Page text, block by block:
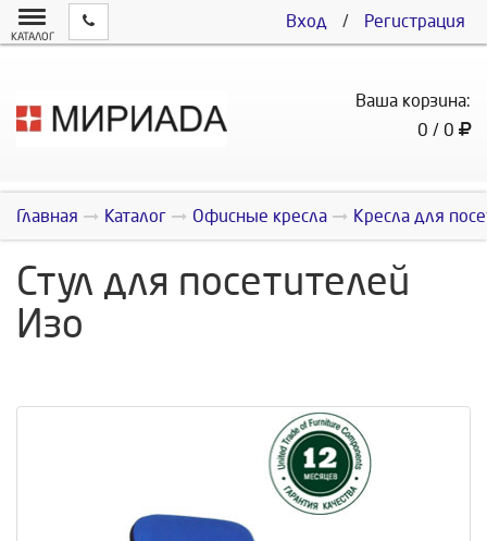
Вход / Регистрация
КАТАЛОГ
Ваша корзина:
0 / 0
Главная Каталог Офисные кресла Кресла для
Стул для посетителей
Изо